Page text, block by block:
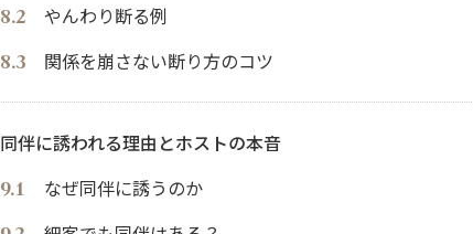
やんわり断る例
関係を崩さない断り方のコツ
同伴に誘われる理由とホストの本音
なぜ同伴に誘うのか